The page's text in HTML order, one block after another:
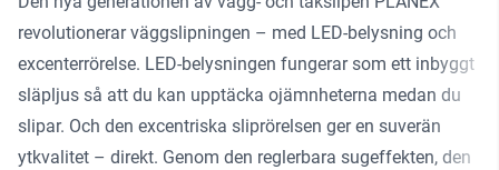
revolutionerar väggslipningen – med LED-belysning och
excenterrörelse. LED-belysningen fungerar som ett inbyggt
släpljus så att du kan upptäcka ojämnheterna medan du
slipar. Och den excentriska sliprörelsen ger en suverän
ytkvalitet – direkt. Genom den reglerbara sugeffekten, den